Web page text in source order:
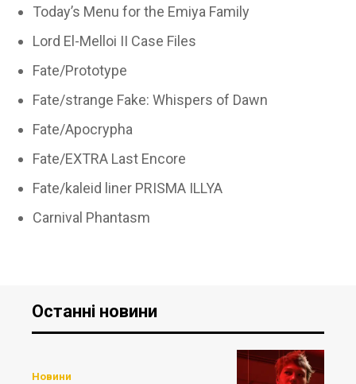
Today’s Menu for the Emiya Family
Lord El-Melloi II Case Files
Fate/Prototype
Fate/strange Fake: Whispers of Dawn
Fate/Apocrypha
Fate/EXTRA Last Encore
Fate/kaleid liner PRISMA ILLYA
Carnival Phantasm
Останні новини
Новини